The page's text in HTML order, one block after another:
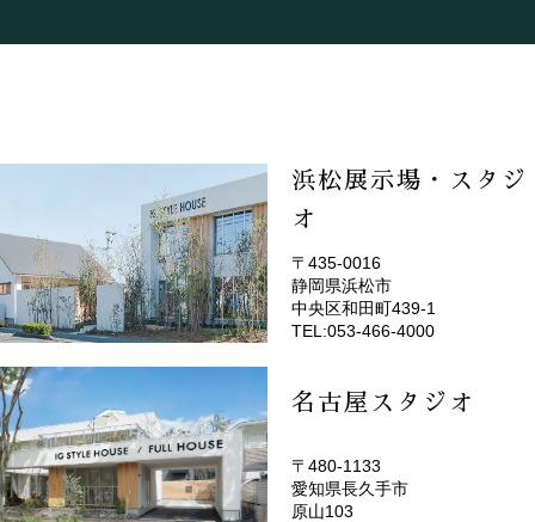
浜松展示場・スタジ
オ
(EMOTOP浜松)
〒435-0016
静岡県浜松市
中央区和田町439-1
TEL:053-466-4000
名古屋スタジオ
(EMOTOP名古屋)
〒480-1133
愛知県長久手市
原山103